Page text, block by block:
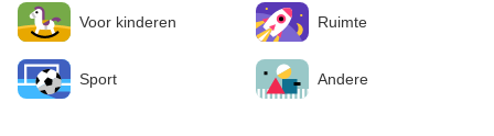
Voor kinderen Ruimte
Sport Andere